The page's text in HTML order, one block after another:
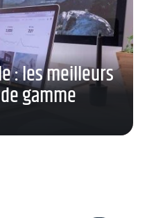
: les meilleurs
gamme